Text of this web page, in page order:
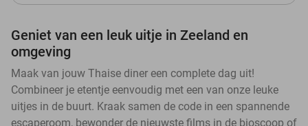
Geniet van een leuk uitje in Zeeland en
omgeving
Maak van jouw Thaise diner een complete dag uit!
Combineer je etentje eenvoudig met een van onze leuke
uitjes in de buurt. Kraak samen de code in een spannende
escaperoom, bewonder de nieuwste films in de bioscoop of